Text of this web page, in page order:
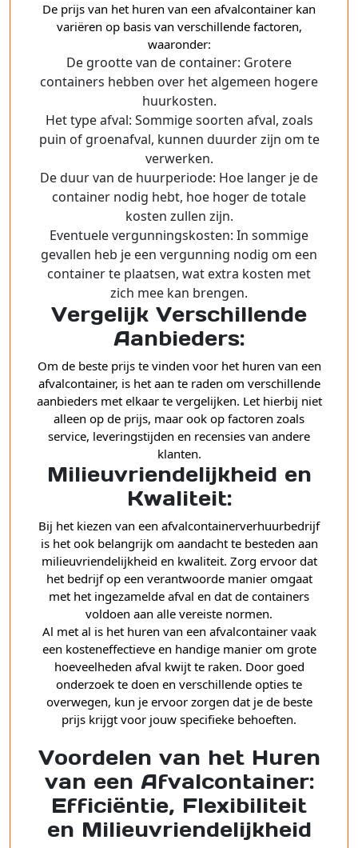
De prijs van het huren van een afvalcontainer kan
variëren op basis van verschillende factoren,
waaronder:
De grootte van de container: Grotere
containers hebben over het algemeen hogere
huurkosten.
Het type afval: Sommige soorten afval, zoals
puin of groenafval, kunnen duurder zijn om te
verwerken.
De duur van de huurperiode: Hoe langer je de
container nodig hebt, hoe hoger de totale
kosten zullen zijn.
Eventuele vergunningskosten: In sommige
gevallen heb je een vergunning nodig om een
container te plaatsen, wat extra kosten met
zich mee kan brengen.
Vergelijk Verschillende
Aanbieders:
Om de beste prijs te vinden voor het huren van een
afvalcontainer, is het aan te raden om verschillende
aanbieders met elkaar te vergelijken. Let hierbij niet
alleen op de prijs, maar ook op factoren zoals
service, leveringstijden en recensies van andere
klanten.
Milieuvriendelijkheid en
Kwaliteit:
Bij het kiezen van een afvalcontainerverhuurbedrijf
is het ook belangrijk om aandacht te besteden aan
milieuvriendelijkheid en kwaliteit. Zorg ervoor dat
het bedrijf op een verantwoorde manier omgaat
met het ingezamelde afval en dat de containers
voldoen aan alle vereiste normen.
Al met al is het huren van een afvalcontainer vaak
een kosteneffectieve en handige manier om grote
hoeveelheden afval kwijt te raken. Door goed
onderzoek te doen en verschillende opties te
overwegen, kun je ervoor zorgen dat je de beste
prijs krijgt voor jouw specifieke behoeften.
Voordelen van het Huren
van een Afvalcontainer:
Efficiëntie, Flexibiliteit
en Milieuvriendelijkheid